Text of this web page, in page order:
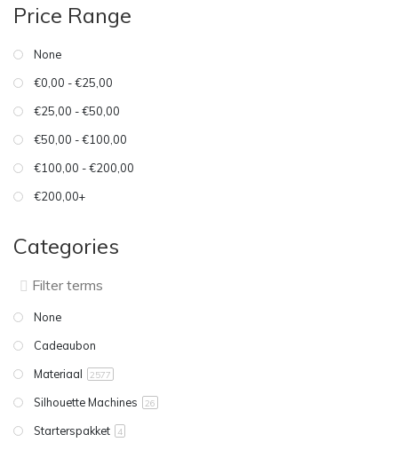
Price Range
None
€0,00 - €25,00
€25,00 - €50,00
€50,00 - €100,00
€100,00 - €200,00
€200,00+
Categories
None
Cadeaubon
Materiaal
2577
Silhouette Machines 26
Starterspakket 4